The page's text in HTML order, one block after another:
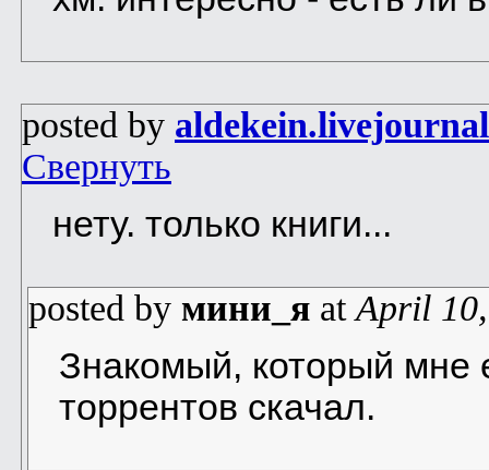
posted by
Свернуть
нету. только книги...
posted by мини_я atApril
Знакомый, который мне
торрентов скачал.